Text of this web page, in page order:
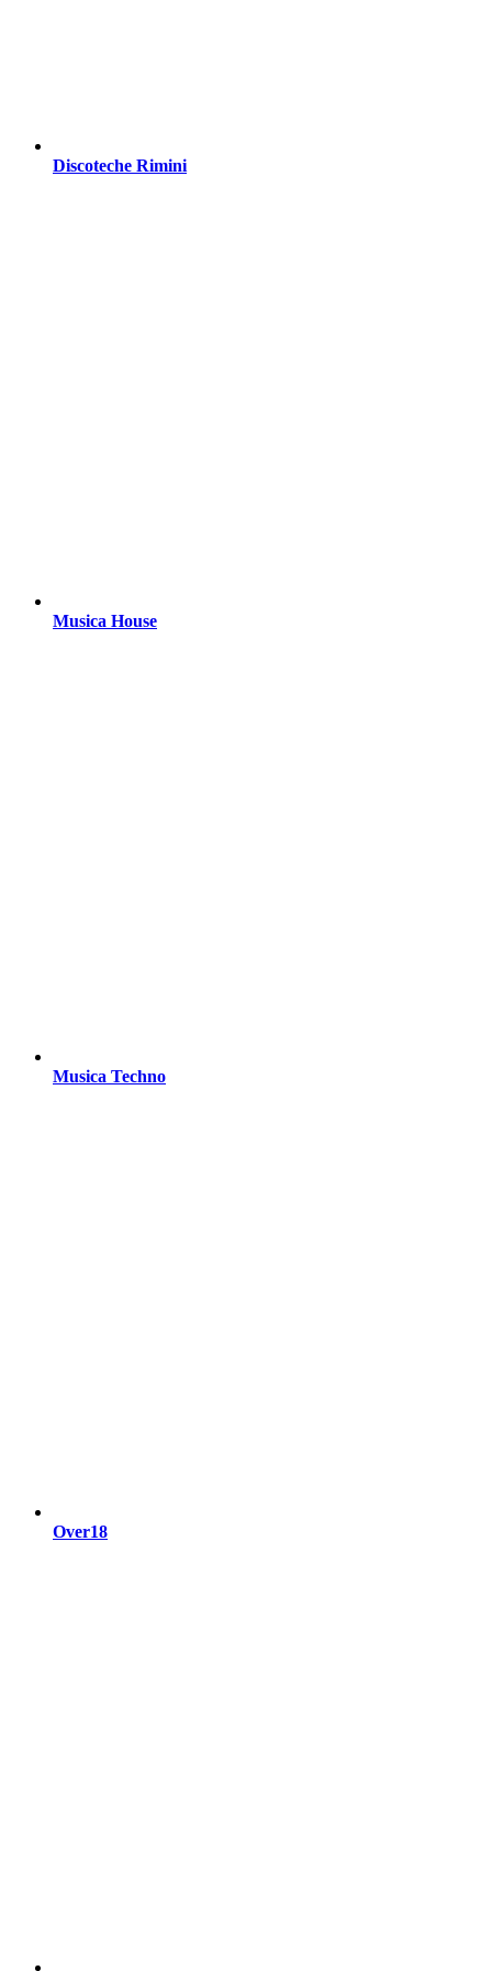
Discoteche Rimini
Musica House
Musica Techno
Over18